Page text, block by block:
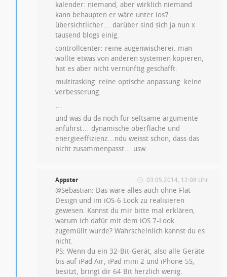
kalender: niemand, aber wirklich niemand
kann behaupten er wäre unter ios7
übersichtlicher… darüber sind sich ja nun x
tausend blogs einig.
controllcenter: reine augenwischerei. man
wollte etwas von anderen systemen kopieren,
hat es aber nicht vernünftig geschafft.
multitasking: reine optische anpassung. keine
verbesserung.
…
und was du da noch für seltsame argumente
anführst… dynamische oberfläche und
energieeffizienz…ndu weisst schon, dass das
nicht zusammenpasst… usw.
Appster 03.05.2014, 12:08 Uhr
@Sebastian: Das wäre alles auch ohne Flat-
Design und im iOS-6 Look zu realisieren
gewesen. Kannst du mir bitte mal erklären,
warum ich dafür mit dem iOS 7-Look
zugemüllt wurde? Wahrscheinlich kannst du es
nicht.
PS: Wenn du ein 32-Bit-Gerät, also alle Geräte
bis auf iPad Air, iPad mini 2 und iPhone 5S,
besitzt, bringt dir 64 Bit herzlich wenig.